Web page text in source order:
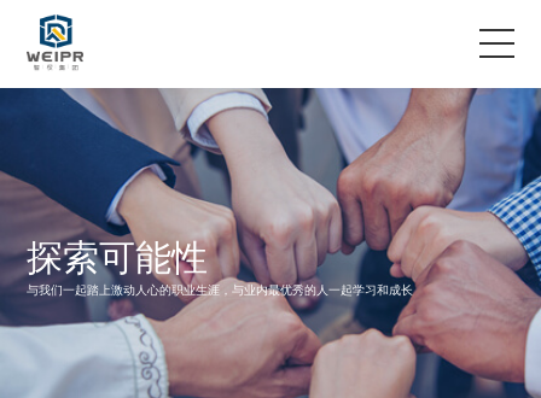
服务领域
专业团队
案例故事
探索可能性
与我们一起踏上激动人心的职业生涯，与业内最优秀的人一起学习和成长